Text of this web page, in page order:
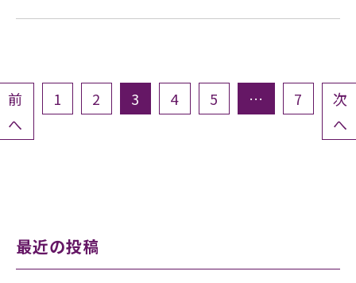
の
ペ
ー
前
へ
1 2 3 4 5 … 7
次
へ
最近の投稿